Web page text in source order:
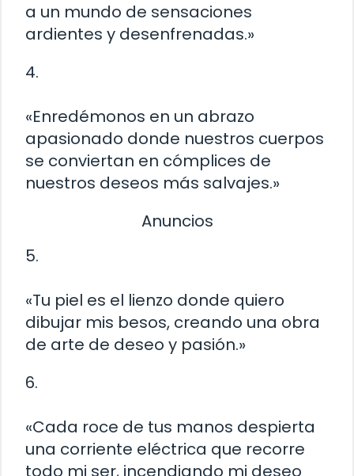
a un mundo de sensaciones
ardientes y desenfrenadas.»
4.
«Enredémonos en un abrazo
apasionado donde nuestros cuerpos
se conviertan en cómplices de
nuestros deseos más salvajes.»
Anuncios
5.
«Tu piel es el lienzo donde quiero
dibujar mis besos, creando una obra
de arte de deseo y pasión.»
6.
«Cada roce de tus manos despierta
una corriente eléctrica que recorre
todo mi ser, incendiando mi deseo